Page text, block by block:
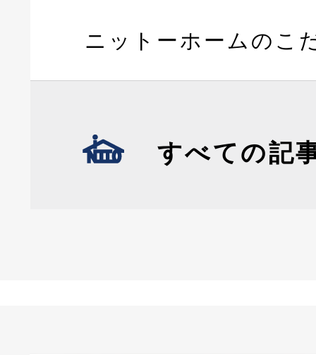
ニットーホームのこ
すべての記